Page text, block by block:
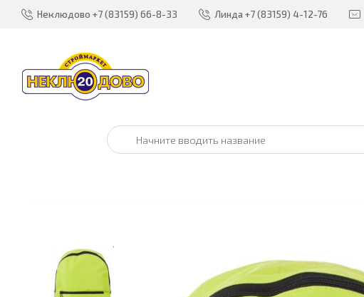
Неклюдово +7 (83159) 66-8-33 Линда +7 (83159) 4-12-76